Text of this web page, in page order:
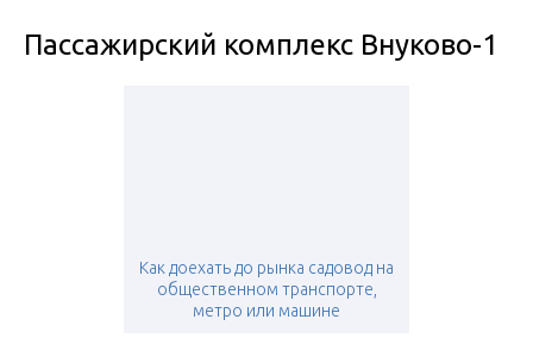
Пассажирский комплекс Внуково-1
Как доехать до рынка садовод на
общественном транспорте,
метро или машине